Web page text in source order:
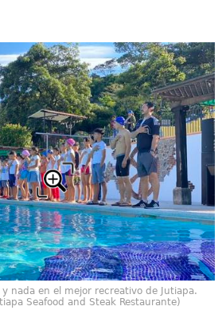
y nada en el mejor recreativo de Jutiapa.
Seafood and Steak Restaurante)